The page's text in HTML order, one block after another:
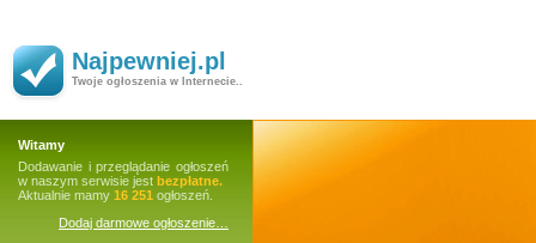
Najpewniej.pl
Twoje ogłoszenia w Internecie..
Witamy
Dodawanie i przeglądanie ogłoszeń
w naszym serwisie jest bezpłatne.
Aktualnie mamy 16 251 ogłoszeń.
Dodaj darmowe ogłoszenie…